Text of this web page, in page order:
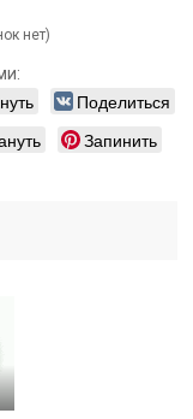
нет)
Поделиться
Запинить